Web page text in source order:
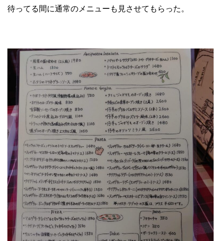
待ってる間に通常のメニューも見させてもらった。